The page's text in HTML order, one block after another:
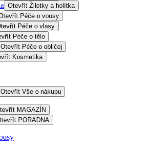
Otevřít Žiletky a holítka
Péče o vousy
Péče o vlasy
Péče o tělo
Otevřít Péče o obličej
Kosmetika
Otevřít Vše o nákupu
MAGAZÍN
PORADNA